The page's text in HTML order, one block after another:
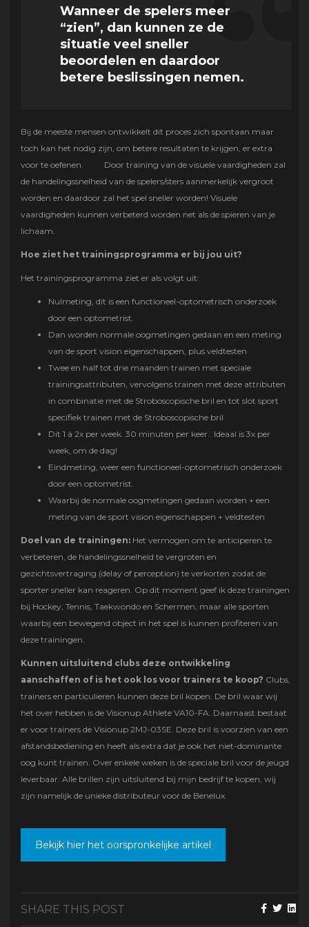
Wanneer de spelers meer
“zien”, dan kunnen ze de
situatie veel sneller
beoordelen en daardoor
betere beslissingen nemen.
Bij de meeste mensen ontwikkelt dit proces zich spontaan maar
toch kan het nodig zijn, om betere resultaten te krijgen, er extra
voor te oefenen. Door training van de visuele vaardigheden zal
de handelingssnelheid van de spelers/sters aanmerkelijk vergroot
worden en daardoor zal het spel sneller worden! Visuele
vaardigheden kunnen verbeterd worden net als de spieren van je
lichaam
Hoe ziet het trainingsprogramma er bij jou uit?
Het trainingsprogramma ziet er als volgt uit:
Nulmeting, dit is een functioneel-optometrisch onderzoek
door een optometrist.
Dan worden normale oogmetingen gedaan en een meting
van de sport vision eigenschappen, plus veldtesten
Twee en half tot drie maanden trainen met speciale
trainingsattributen, vervolgens trainen met deze attributen
in combinatie met de Stroboscopische bril en tot slot sport
specifiek trainen met de Stroboscopische bril
Dit 1 à 2x per week. 30 minuten per keer. Ideaal is 3x per
week, om de dag!
Eindmeting, weer een functioneel-optometrisch onderzoek
door een optometrist.
Waarbij de normale oogmetingen gedaan worden + een
meting van de sport vision eigenschappen + veldtesten
Doel van de trainingen: Het vermogen om te anticiperen te
verbeteren, de handelingssnelheid te vergroten en
gezichtsvertraging (delay of perception) te verkorten zodat de
sporter sneller kan reageren. Op dit moment geef ik deze trainingen
bij Hockey, Tennis, Taekwondo en Schermen, maar alle sporten
waarbij een bewegend object in het spel is kunnen profiteren van
deze trainingen.
Kunnen uitsluitend clubs deze ontwikkeling
aanschaffen of is het ook los voor trainers te koop? Clubs,
trainers en particulieren kunnen deze bril kopen. De bril waar wij
het over hebben is de Visionup Athlete VA10-FA. Daarnaast bestaat
er voor trainers de Visionup 2MJ-03SE. Deze bril is voorzien van een
afstandsbediening en heeft als extra dat je ook het niet-dominante
oog kunt trainen. Over enkele weken is de speciale bril voor de jeugd
leverbaar. Alle brillen zijn uitsluitend bij mijn bedrijf te kopen, wij
zijn namelijk de unieke distributeur voor de Benelux.
Bekijk hier het oorspronkelijke artikel
SHARE THIS POST